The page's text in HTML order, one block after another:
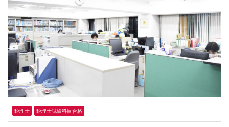
税理士 税理士試験科目合格